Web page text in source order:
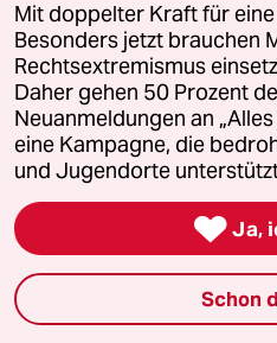
taz Archiv
Mehr taz Angebote
Reisen
Kantine
Mit doppelter Kraft für
Besonders jetzt brauchen
Rechtsextremismus
Daher gehen 50 Prozent
Neuanmeldungen an
eine Kampagne, die
und Jugendorte
 Ja,
Schon